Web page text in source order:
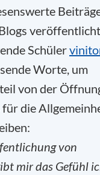
Schüler
Worte, um
von der
für die
von
mir das Gefühl